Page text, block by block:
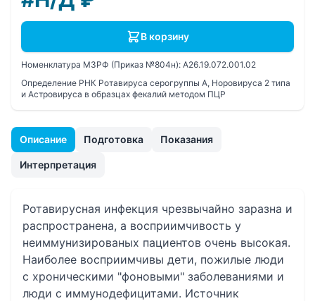
Описание Подготовка Показания
Интерпретация
Ротавирусная инфекция чрезвычайно заразна и
распространена, а восприимчивость у
неиммунизированых пациентов очень высокая.
Наиболее восприимчивы дети, пожилые люди
с хроническими "фоновыми" заболеваниями и
люди с иммунодефицитами. Источник
В корзину
Номенклатура МЗРФ (Приказ №804н): A26.19.072.001.02
Определение РНК Ротавируса серогруппы A, Норовируса 2 типа
и Астровируса в образцах фекалий методом ПЦР